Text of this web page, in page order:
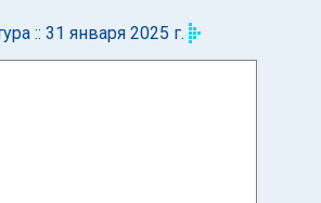
:: 31 января 2025 г.